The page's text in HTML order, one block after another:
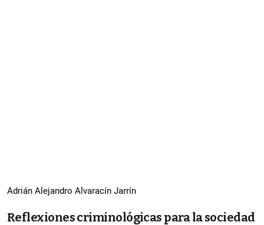
Adrián Alejandro Alvaracín Jarrín
Reflexiones criminológicas para la sociedad